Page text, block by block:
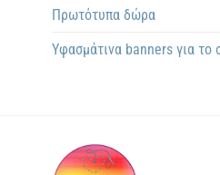
Πρωτότυπα δώρα
Υφασμάτινα banners για το